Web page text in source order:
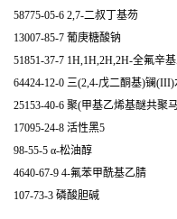
58775-05-6 2,7-二叔丁基芴
13007-85-7 葡庚糖酸钠
51851-37-7 1H,1H,2H,2H-全氟辛
64424-12-0 三(2,4-戊二酮基)镧
25153-40-6 聚(甲基乙烯基醚共聚
17095-24-8 活性黑5
98-55-5 α-松油醇
4640-67-9 4-氟苯甲酰基乙腈
107-73-3 磷酸胆碱